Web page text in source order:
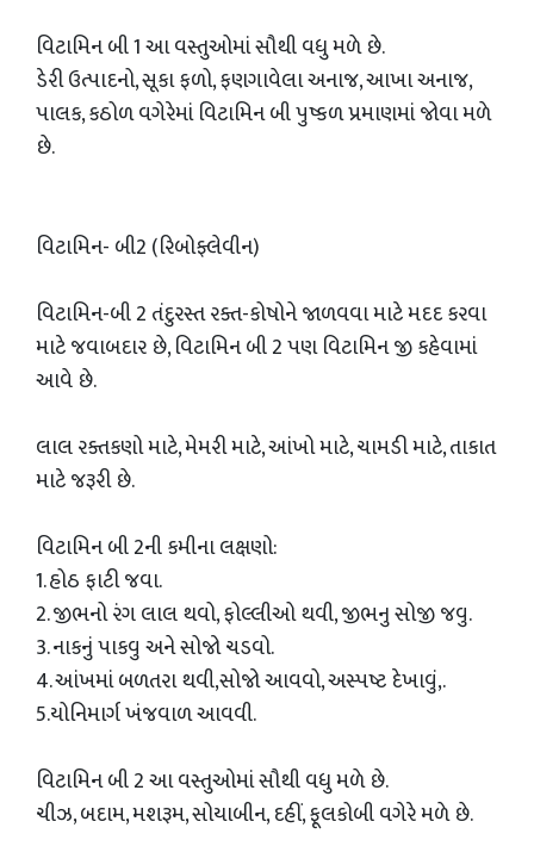
વિટામિન બી 1 આ વસ્તુઓમાં સૌથી વધુ મળે છે.
ડેરી ઉત્પાદનો, સૂકા ફળો, ફણગાવેલા અનાજ, આખા અનાજ,
પાલક, કઠોળ વગેરેમાં વિટામિન બી પુષ્કળ પ્રમાણમાં જોવા મળે
છે.
વિટામિન- બી2 (રિબોફ્લેવીન)
વિટામિન-બી 2 તંદુરસ્ત રક્ત-કોષોને જાળવવા માટે મદદ કરવા
માટે જવાબદાર છે, વિટામિન બી 2 પણ વિટામિન જી કહેવામાં
આવે છે.
લાલ રક્તકણો માટે, મેમરી માટે, આંખો માટે, ચામડી માટે, તાકાત
માટે જરૂરી છે.
વિટામિન બી 2ની કમીના લક્ષણો:
1. હોઠ ફાટી જવા.
2. જીભનો રંગ લાલ થવો, ફોલ્લીઓ થવી, જીભનુ સોજી જવુ.
3. નાકનું પાકવુ અને સોજો ચડવો.
4. આંખમાં બળતરા થવી,સોજો આવવો, અસ્પષ્ટ દેખાવું,.
5.યોનિમાર્ગ ખંજવાળ આવવી.
વિટામિન બી 2 આ વસ્તુઓમાં સૌથી વધુ મળે છે.
ચીઝ, બદામ, મશરૂમ, સોયાબીન, દહીં, ફૂલકોબી વગેરે મળે છે.